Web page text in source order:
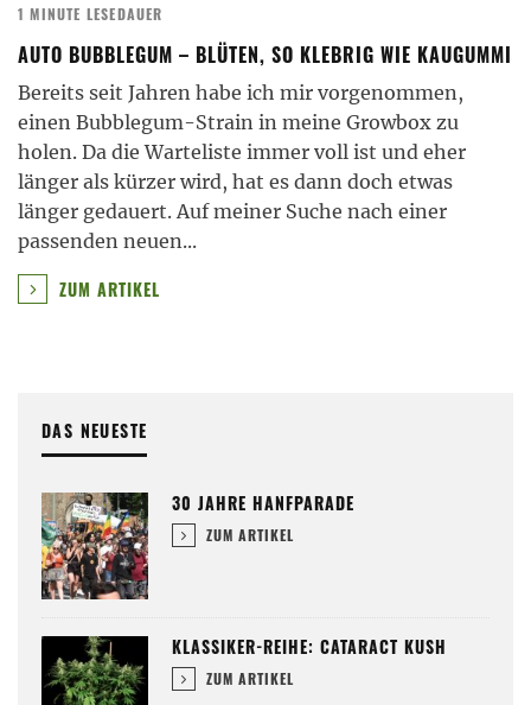
1 MINUTE LESEDAUER
AUTO BUBBLEGUM – BLÜTEN, SO KLEBRIG WIE KAUGUMMI
Bereits seit Jahren habe ich mir vorgenommen,
einen Bubblegum-Strain in meine Growbox zu
holen. Da die Warteliste immer voll ist und eher
länger als kürzer wird, hat es dann doch etwas
länger gedauert. Auf meiner Suche nach einer
passenden neuen...
ZUM ARTIKEL
DAS NEUESTE
30 JAHRE HANFPARADE
ZUM ARTIKEL
KLASSIKER-REIHE: CATARACT KUSH
ZUM ARTIKEL